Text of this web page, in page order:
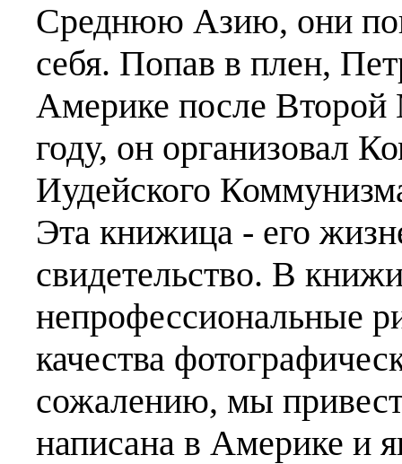
Среднюю Азию, они
себя. Попав в плен,
Америке после
году, он организовал
Иудейского
Эта книжица - его
свидетельство. В
непрофессиональные
качества
сожалению, мы
написана в Америке и